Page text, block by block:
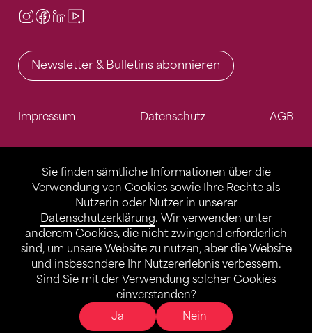
Sie finden sämtliche Informationen über die
Verwendung von Cookies sowie Ihre Rechte als
Nutzerin oder Nutzer in unserer
Datenschutzerklärung. Wir verwenden unter
anderem Cookies, die nicht zwingend erforderlich
sind, um unsere Website zu nutzen, aber die Website
und insbesondere Ihr Nutzererlebnis verbessern.
Sind Sie mit der Verwendung solcher Cookies
einverstanden?
Ja
Nein
Instagram
Facebook
LinkedIn
Newsletter & Bulletins abonnieren
Impressum Datenschutz AGB